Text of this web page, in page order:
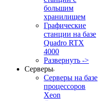
большим
хранилищем
Графические
станции на базе
Quadro RTX
4000
Развернуть ->
Серверы
Серверы на базе
процессоров
Xeon